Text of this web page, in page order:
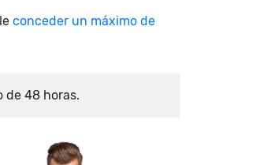
conceder un máximo de
de 48 horas.